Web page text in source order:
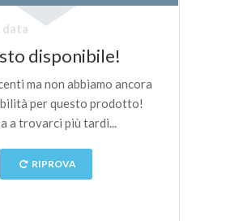
Museo di san Marco
Museo Galileo
Il giardino di Boboli
La torre di Arnolfo